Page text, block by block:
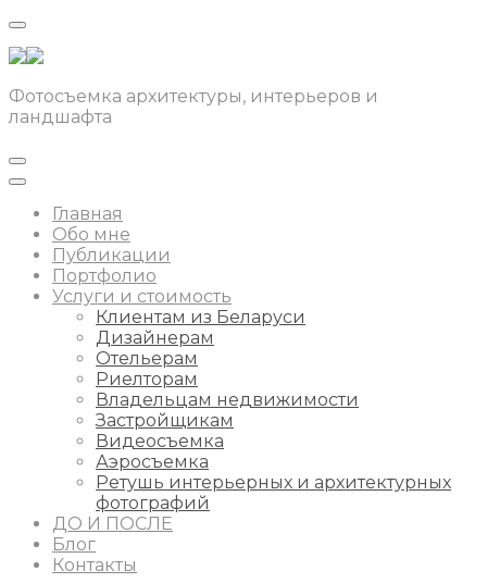
Фотосъемка архитектуры, интерьеров и
ландшафта
Главная
Обо мне
Публикации
Портфолио
Услуги и стоимость
Клиентам из Беларуси
Дизайнерам
Отельерам
Риелторам
Владельцам недвижимости
Застройщикам
Видеосъемка
Аэросъемка
Ретушь интерьерных и архитектурных
фотографий
ДО И ПОСЛЕ
Блог
Контакты